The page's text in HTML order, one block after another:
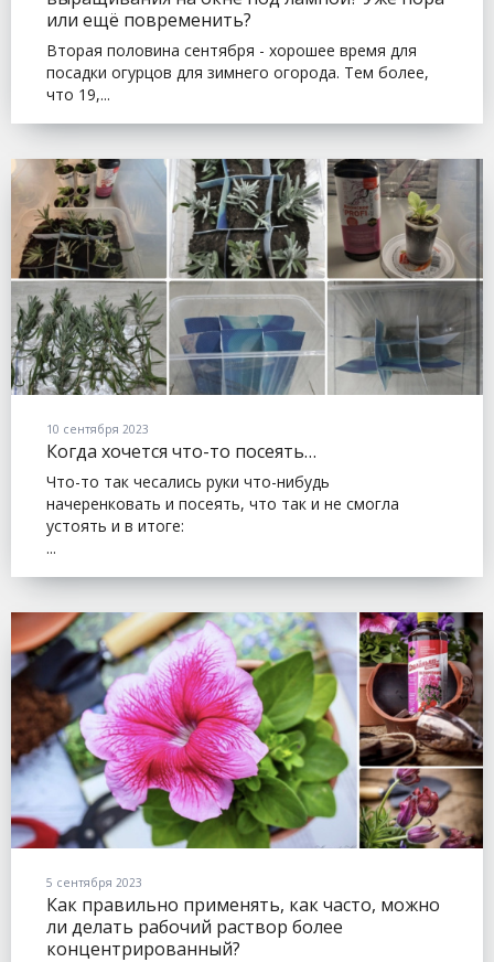
или ещё повременить?
Вторая половина сентября - хорошее время для
посадки огурцов для зимнего огорода. Тем более,
что 19,...
10 сентября 2023
Когда хочется что-то посеять…
Что-то так чесались руки что-нибудь
начеренковать и посеять, что так и не смогла
устоять и в итоге:
...
5 сентября 2023
Как правильно применять, как часто, можно
ли делать рабочий раствор более
концентрированный?